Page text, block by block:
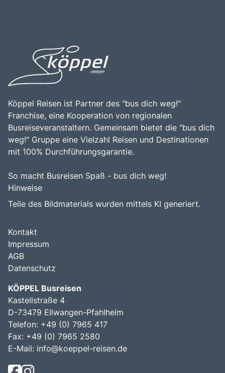
Köppel Reisen ist Partner des "bus dich weg!"
Franchise, eine Kooperation von regionalen
Busreiseveranstaltern. Gemeinsam bietet die "bus dich
weg!" Gruppe eine Vielzahl Reisen und Destinationen
mit 100% Durchführungsgarantie.
So macht Busreisen Spaß - bus dich weg!
Hinweise
Teile des Bildmaterials wurden mittels KI generiert.
Kontakt
Impressum
AGB
Datenschutz
KÖPPEL Busreisen
Kastellstraße 4
D-73479 Ellwangen-Pfahlheim
Telefon: +49 (0) 7965 417
Fax: +49 (0) 7965 2580
E-Mail: info@koeppel-reisen.de